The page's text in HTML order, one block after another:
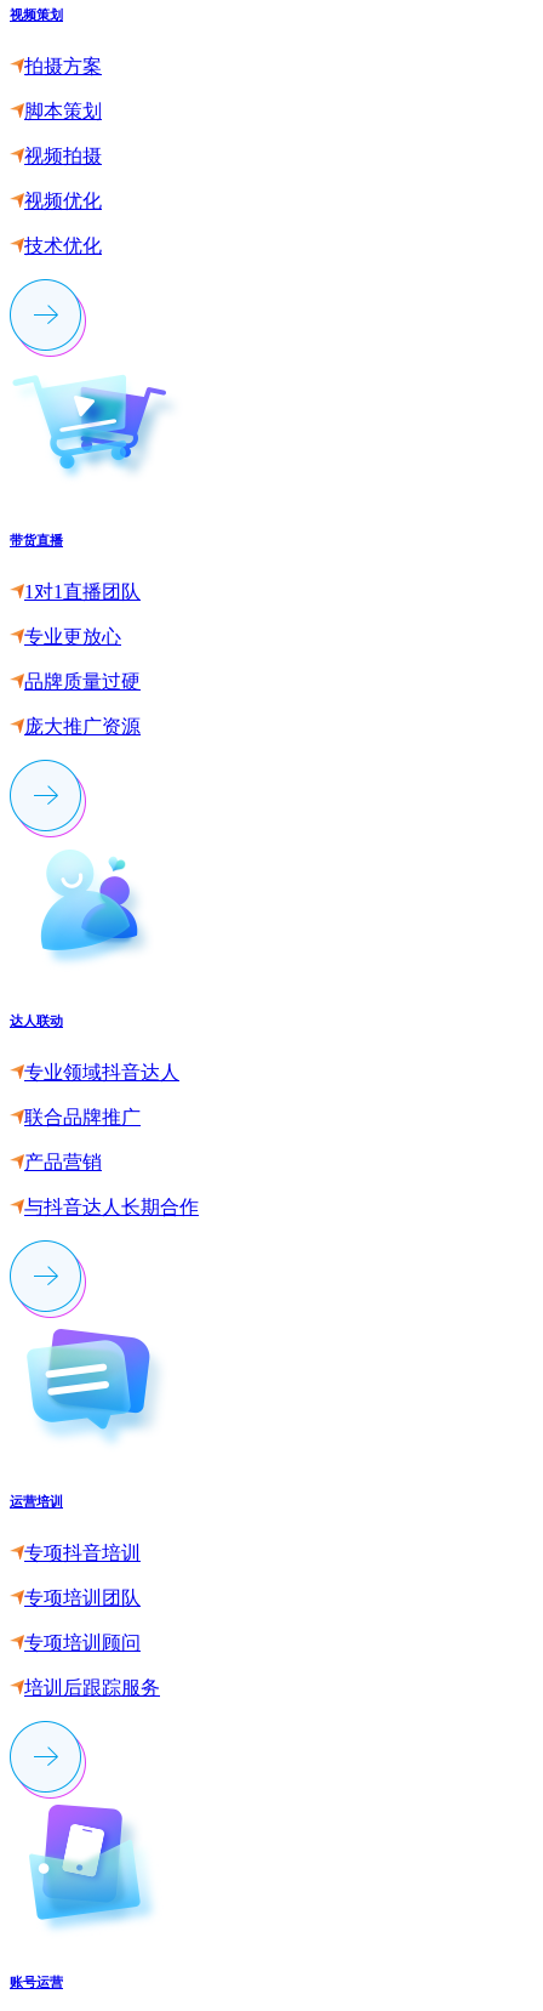
视频策划
拍摄方案
脚本策划
视频拍摄
视频优化
技术优化
带货直播
1对1直播团队
专业更放心
品牌质量过硬
庞大推广资源
达人联动
专业领域抖音达人
联合品牌推广
产品营销
与抖音达人长期合作
运营培训
专项抖音培训
专项培训团队
专项培训顾问
培训后跟踪服务
账号运营